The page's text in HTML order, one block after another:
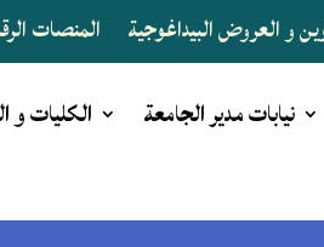
و العروض البيداغوجية المنصات
نيابات مدير الجامعة الكليات و